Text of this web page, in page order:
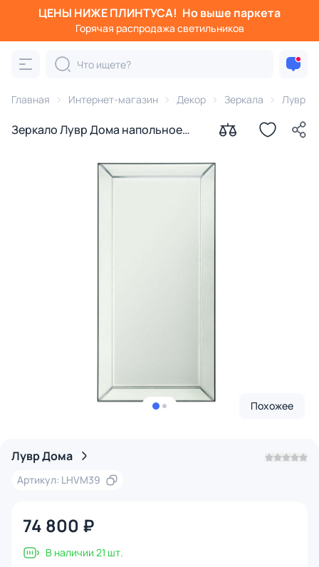
ЦЕНЫ НИЖЕ ПЛИНТУСА! Но выше паркета
Горячая распродажа светильников
Главная Интернет-магазин Декор Зеркала Лувр
Зеркало Лувр Дома напольное
Похожее
Лувр Дома
Артикул: LHVM39
74 800 ₽
В наличии 21 шт.